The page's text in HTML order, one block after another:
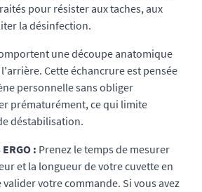
pour résister aux taches, aux
la désinfection.
une découpe anatomique
Cette échancrure est pensée
personnelle sans obliger
prématurément, ce qui limite
déstabilisation.
: Prenez le temps de mesurer
et la longueur de votre cuvette en
votre commande. Si vous avez